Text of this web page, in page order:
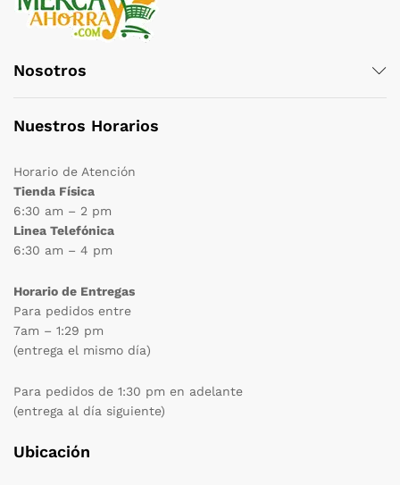
Nosotros
Nuestros Horarios
Horario de Atención
Tienda Física
6:30 am – 2 pm
Linea Telefónica
6:30 am – 4 pm
Horario de Entregas
Para pedidos entre
7am – 1:29 pm
(entrega el mismo día)
Para pedidos de 1:30 pm en adelante
(entrega al día siguiente)
Ubicación